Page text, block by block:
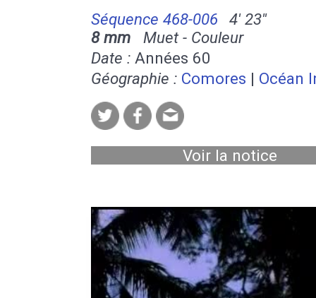
Séquence 468-006
4' 23''
8 mm Muet - Couleur
Date : Années 60
Géographie : Comores | Océan
Voir la notice